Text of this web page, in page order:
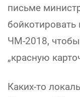
письме
ЧМ-2018,
„красную
Каких-то